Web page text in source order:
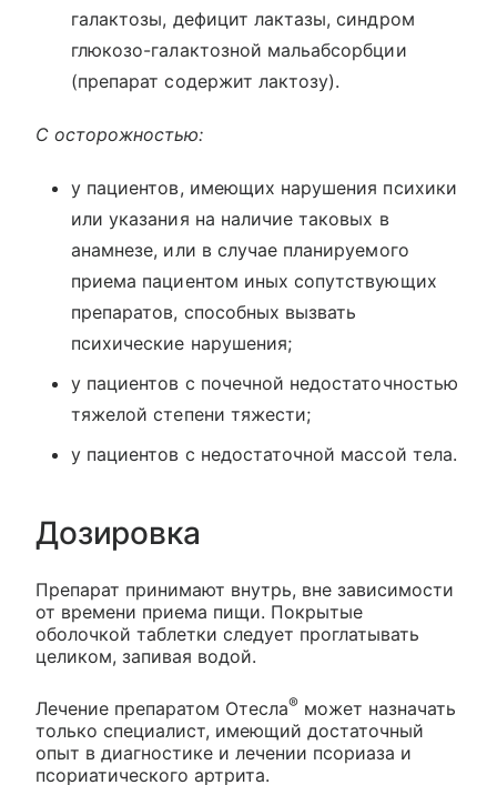
галактозы, дефицит лактазы, синдром
глюкозо-галактозной мальабсорбции
(препарат содержит лактозу).
С осторожностью:
у пациентов, имеющих нарушения психики
или указания на наличие таковых в
анамнезе, или в случае планируемого
приема пациентом иных сопутствующих
препаратов, способных вызвать
психические нарушения;
у пациентов с почечной недостаточностью
тяжелой степени тяжести;
у пациентов с недостаточной массой тела.
Дозировка
Препарат принимают внутрь, вне зависимости
от времени приема пищи. Покрытые
оболочкой таблетки следует проглатывать
целиком, запивая водой.
Лечение препаратом Отесла® может назначать
только специалист, имеющий достаточный
опыт в диагностике и лечении псориаза и
псориатического артрита.